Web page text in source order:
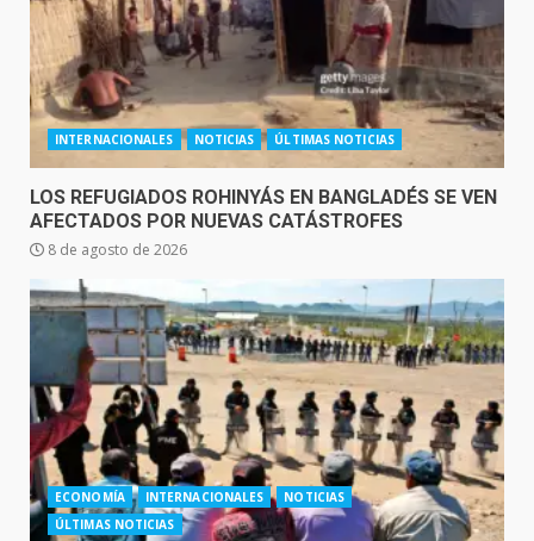
INTERNACIONALES NOTICIAS ÚLTIMAS NOTICIAS
LOS REFUGIADOS ROHINYÁS EN BANGLADÉS SE VEN
AFECTADOS POR NUEVAS CATÁSTROFES
8 de agosto de 2026
ECONOMÍA INTERNACIONALES
NOTICIAS
ÚLTIMAS NOTICIAS